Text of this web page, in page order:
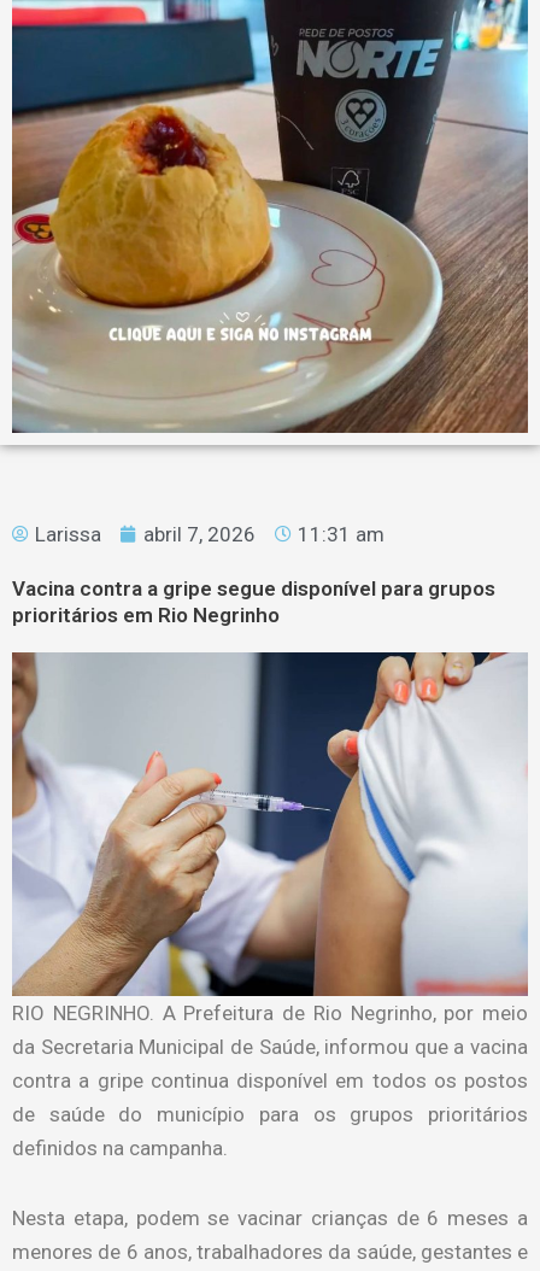
Larissa abril 7, 2026 11:31 am
Vacina contra a gripe segue disponível para grupos
prioritários em Rio Negrinho
RIO NEGRINHO. A Prefeitura de Rio Negrinho, por meio
da Secretaria Municipal de Saúde, informou que a vacina
contra a gripe continua disponível em todos os postos
de saúde do município para os grupos prioritários
definidos na campanha.
Nesta etapa, podem se vacinar crianças de 6 meses a
menores de 6 anos, trabalhadores da saúde, gestantes e